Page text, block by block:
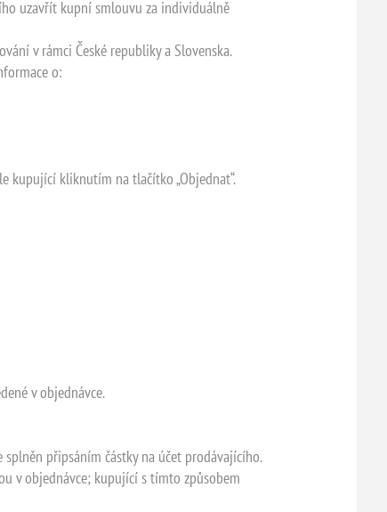
uzavřít kupní smlouvu za individuálně
v rámci České republiky a Slovenska.
o:
kupující kliknutím na tlačítko „Objednat“.
v objednávce.
připsáním částky na účet prodávajícího.
v objednávce; kupující s tímto způsobem